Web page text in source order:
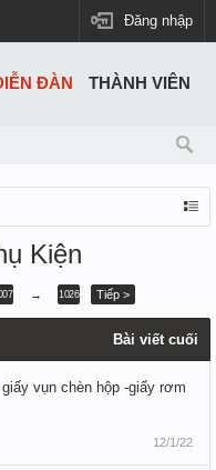
Đăng nhập
Kiện
→ 1026 Tiếp >
Bài viết cuối
vụn chèn hộp -giấy rơm
12/1/22
ĐÀN THÀNH VIÊN